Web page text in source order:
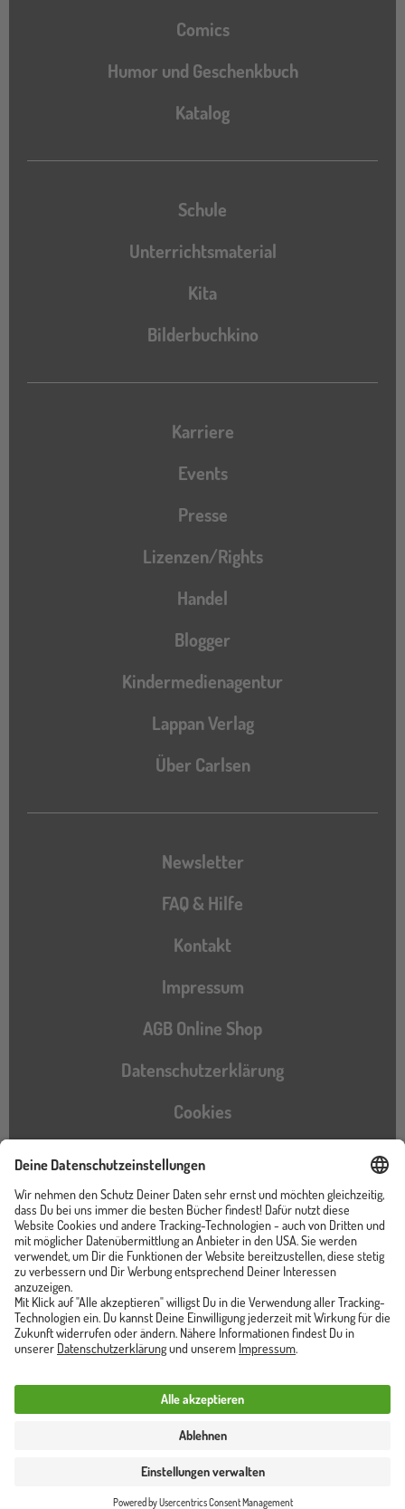
Comics
Humor und Geschenkbuch
Katalog
Katalog
Schule
Unterrichtsmaterial
Kita
Bilderbuchkino
Karriere
Events
Presse
Lizenzen/Rights
Handel
Blogger
Kindermedienagentur
Lappan Verlag
Über Carlsen
Newsletter
FAQ & Hilfe
Kontakt
Impressum
AGB Online Shop
Datenschutzerklärung
Cookies
Barrierefreiheitserklärung
Instagram
TikTokPinterestYouTubeFacebook
Unser Shop ist von
Trusted Shops zertifiziert
Vertrag widerrufen